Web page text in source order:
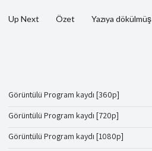
Up Next Özet Yazıya dökülmüş
Görüntülü Program kaydı [360p]
Görüntülü Program kaydı [720p]
Görüntülü Program kaydı [1080p]